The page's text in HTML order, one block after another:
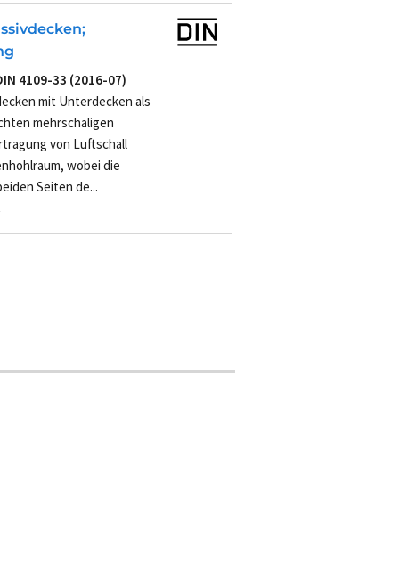
4109-33 (2016-07)
mit Unterdecken als
mehrschaligen
von Luftschall
wobei die
Seiten de...